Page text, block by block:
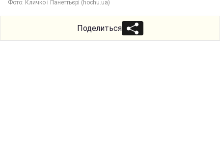
Фото: Кличко і Панеттьєрі (hochu.ua)
Поделиться